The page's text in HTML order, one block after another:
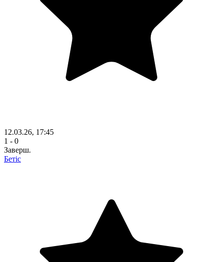
12.03.26, 17:45
1 - 0
Заверш.
Бетіс